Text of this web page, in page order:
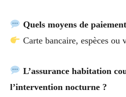
Quels moyens de
Carte bancaire, espèces ou
L’assurance habitation
l’intervention nocturne ?